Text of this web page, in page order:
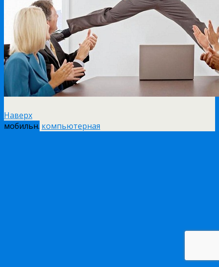
Наверх
мобильн. компьютерная